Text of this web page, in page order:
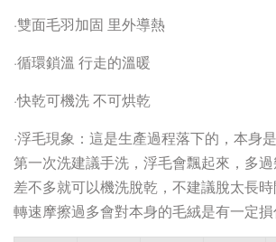
·雙面毛羽加固 里外導熱
·循環鎖溫 行走的溫暖
·快乾可機洗 不可烘乾
·浮毛現象：這是生產過程落下的，本身是
第一次洗建議手洗，浮毛會飄起來，多
差不多就可以機洗脫乾，不建議脫太長時
轉速摩擦過多會對本身的毛絨是有一定損